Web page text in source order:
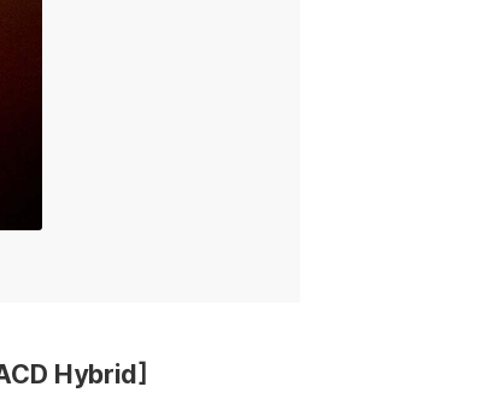
Hybrid]